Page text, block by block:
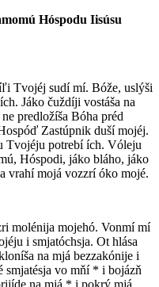
Hóspodu Iisúsu
Tvojéj sudí mí. Bóže, uslýši
Jáko čuždíji vostáša na
predložíša Bóha préd
Zastúpnik duší mojéj.
Tvojéju potrebí ích. Vóleju
Hóspodi, jáko bláho, jáko
vrahí mojá vozzrí óko mojé.
molénija mojehó. Vonmí mí
i smjatóchsja. Ot hlása
na mjá bezzakónije i
smjatésja vo mňí * i bojázň
na mjá * i pokrý mjá